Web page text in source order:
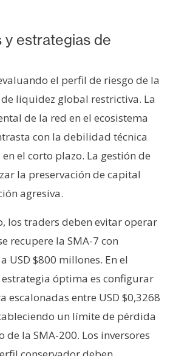
y estrategias de
el perfil de riesgo de la
liquidez global restrictiva. La
de la red en el ecosistema
con la debilidad técnica
el corto plazo. La gestión de
la preservación de capital
agresiva.
los traders deben evitar operar
recupere la SMA-7 con
USD $800 millones. En el
óptima es configurar
escalonadas entre USD $0,3268
un límite de pérdida
la SMA-200. Los inversores